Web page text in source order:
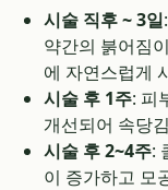
시술 직후 ~ 3일
약간의 붉어짐
에 자연스럽게
시술 후 1주: 피
개선되어 속당
시술 후 2~4주:
이 증가하고 모